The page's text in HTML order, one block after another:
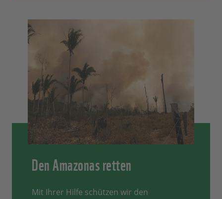
Den Amazonas retten
Mit Ihrer Hilfe schützen wir den